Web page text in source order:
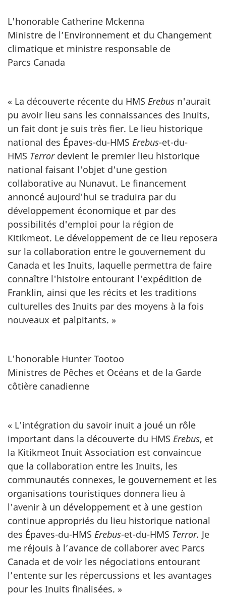
L'honorable Catherine Mckenna
Ministre de l’Environnement et du Changement
climatique et ministre responsable de
Parcs Canada
« La découverte récente du HMS Erebus n'aurait
pu avoir lieu sans les connaissances des Inuits,
un fait dont je suis très fier. Le lieu historique
national des Épaves-du-HMS Erebus-et-du-
HMS Terrordevient le premier lieu historique
national faisant l'objet d'une gestion
collaborative au Nunavut. Le financement
annoncé aujourd'hui se traduira par du
développement économique et par des
possibilités d'emploi pour la région de
Kitikmeot. Le développement de ce lieu reposera
sur la collaboration entre le gouvernement du
Canada et les Inuits, laquelle permettra de faire
connaître l'histoire entourant l'expédition de
Franklin, ainsi que les récits et les traditions
culturelles des Inuits par des moyens à la fois
nouveaux et palpitants. »
L'honorable Hunter Tootoo
Ministres de Pêches et Océans et de la Garde
côtière canadienne
« L'intégration du savoir inuit a joué un rôle
important dans la découverte du HMS Erebus, et
la Kitikmeot Inuit Association est convaincue
que la collaboration entre les Inuits, les
communautés connexes, le gouvernement et les
organisations touristiques donnera lieu à
l'avenir à un développement et à une gestion
continue appropriés du lieu historique national
des Épaves-du-HMS Erebus-et-du-HMS Terror. Je
me réjouis à l’avance de collaborer avec Parcs
Canada et de voir les négociations entourant
l’entente sur les répercussions et les avantages
pour les Inuits finalisées. »